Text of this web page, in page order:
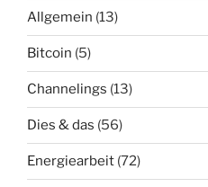
Allgemein (13)
Bitcoin (5)
Channelings (13)
Dies & das (56)
Energiearbeit (72)